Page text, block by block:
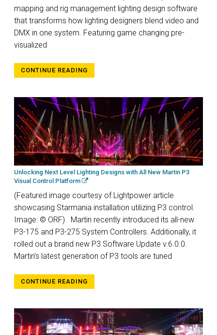
mapping and rig management lighting design software
that transforms how lighting designers blend video and
DMX in one system. Featuring game changing pre-
visualized
CONTINUE READING
Unlocking Next Level Lighting Designs with All New Martin P3
Visual Control Platform
(Featured image courtesy of Lightpower article
showcasing Starmania installation utilizing P3 control.
Image: © ORF) Martin recently introduced its all-new
P3-175 and P3-275 System Controllers. Additionally, it
rolled out a brand new P3 Software Update v.6.0.0.
Martin’s latest generation of P3 tools are tuned
CONTINUE READING